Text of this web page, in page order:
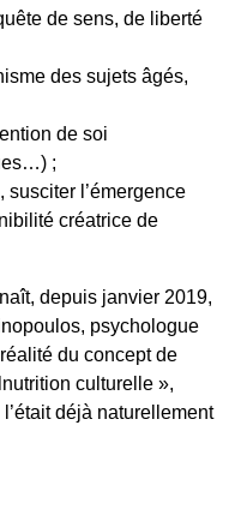
de sens, de liberté
des sujets âgés,
de soi
;
l’émergence
créatrice de
depuis janvier 2019,
psychologue
du concept de
culturelle »,
déjà naturellement